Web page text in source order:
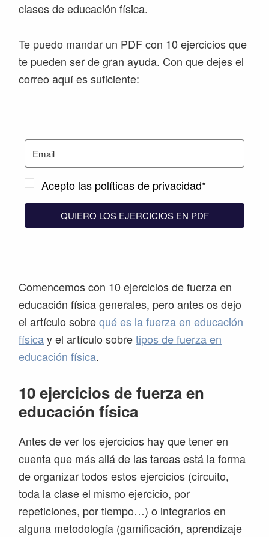
clases de educación física.
Te puedo mandar un PDF con 10 ejercicios que
te pueden ser de gran ayuda. Con que dejes el
correo aquí es suficiente:
Acepto las políticas de privacidad*
QUIERO LOS EJERCICIOS EN PDF
Comencemos con 10 ejercicios de fuerza en
educación física generales, pero antes os dejo
el artículo sobrequé es la fuerza en educación
físicay el artículo sobretipos de fuerza en
educación física.
10 ejercicios de fuerza en
educación física
Antes de ver los ejercicios hay que tener en
cuenta que más allá de las tareas está la forma
de organizar todos estos ejercicios (circuito,
toda la clase el mismo ejercicio, por
repeticiones, por tiempo…) o integrarlos en
alguna metodología (gamificación, aprendizaje